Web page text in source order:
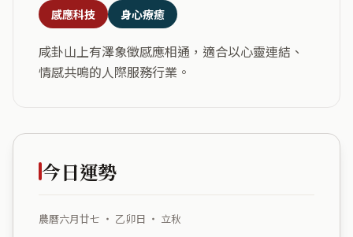
感應科技
身心療癒
咸卦山上有澤象徵感應相通，適合以心靈連結、
情感共鳴的人際服務行業。
今日運勢
農曆六月廿七 ・ 乙卯日 ・ 立秋